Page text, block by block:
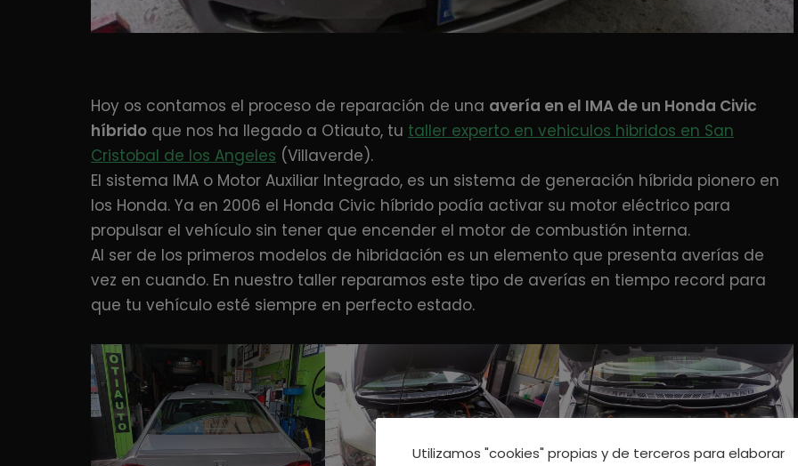
Hoy os contamos el proceso de reparación de una avería en el IMA de un Honda Civic
híbrido que nos ha llegado a Otiauto, tu taller experto en vehiculos hibridos en San
Cristobal de los Angeles (Villaverde).
El sistema IMA o Motor Auxiliar Integrado, es un sistema de generación híbrida pionero en
los Honda. Ya en 2006 el Honda Civic híbrido podía activar su motor eléctrico para
propulsar el vehículo sin tener que encender el motor de combustión interna.
Al ser de los primeros modelos de hibridación es un elemento que presenta averías de
vez en cuando. En nuestro taller reparamos este tipo de averías en tiempo record para
que tu vehículo esté siempre en perfecto estado.
Utilizamos "cookies" propias y de terceros para elaborar